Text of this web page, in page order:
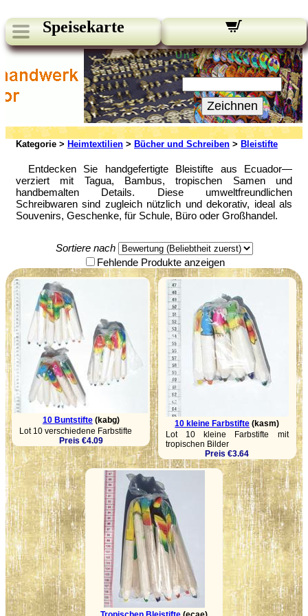
Speisekarte
Unsere Newsletter:
Ihre E-Mail:
Zeichnen
Kategorie > Heimtextilien > Bücher und Schreiben > Bleistifte
Entdecken Sie handgefertigte Bleistifte aus Ecuador—
verziert mit Tagua, Bambus, tropischen Samen und
handbemalten Details. Diese umweltfreundlichen
Schreibwaren sind zugleich nützlich und dekorativ, ideal als
Souvenirs, Geschenke, für Schule, Büro oder Großhandel.
Sortiere nach
Fehlende Produkte anzeigen
10 Buntstifte(kabg)
Lot 10 verschiedene Farbstifte
Preis €4.09
10 kleine Farbstifte (kasm)
Lot 10 kleine Farbstifte mit
tropischen Bilder
Preis €3.64